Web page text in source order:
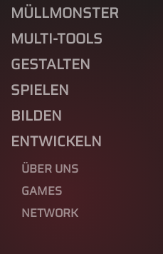
MÜLLMONSTER
MULTI-TOOLS
GESTALTEN
SPIELEN
BILDEN
ENTWICKELN
ÜBER UNS
GAMES
NETWORK